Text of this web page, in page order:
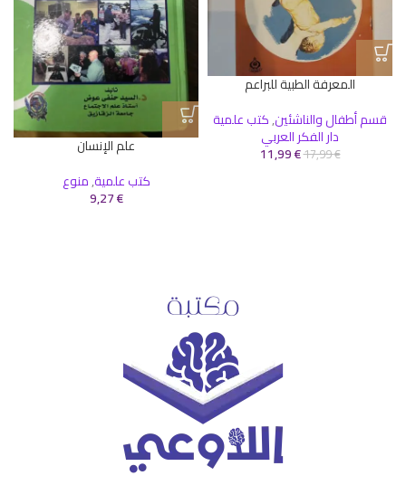
المعرفة الطبية للبراعم
قسم أطفال والناشئين,كتب علمية
دار الفكر العربي
17,99€
11,99€
علم الإنسان
كتب علمية,منوع
9,27€